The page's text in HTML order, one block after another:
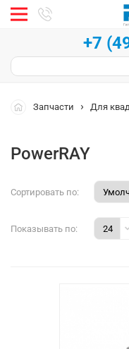
+7
Запчасти Для
PowerRAY
Сортировать по:
Показывать по: